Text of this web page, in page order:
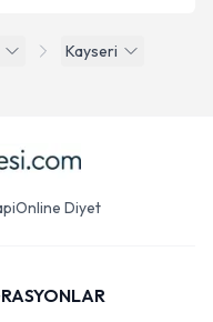
Kayseri
Online Diyet